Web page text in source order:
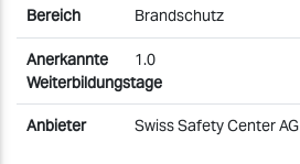
Brandschutz
1.0
Swiss Safety Center AG